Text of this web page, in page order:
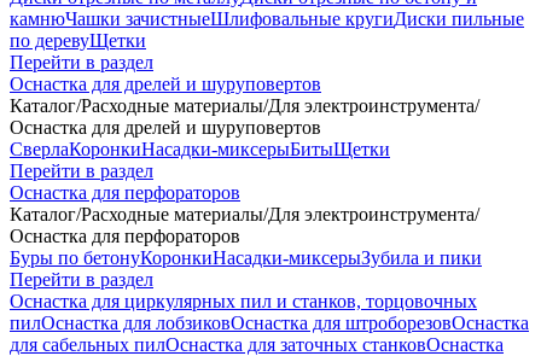
камнюЧашки зачистныеШлифовальные кругиДиски пильные
по деревуЩетки
Перейти в раздел
Оснастка для дрелей и шуруповертов
Каталог/Расходные материалы/Для электроинструмента/
Оснастка для дрелей и шуруповертов
СверлаКоронкиНасадки-миксерыБитыЩетки
Перейти в раздел
Оснастка для перфораторов
Каталог/Расходные материалы/Для электроинструмента/
Оснастка для перфораторов
Буры по бетонуКоронкиНасадки-миксерыЗубила и пики
Перейти в раздел
Оснастка для циркулярных пил и станков, торцовочных
пилОснастка для лобзиковОснастка для штроборезовОснастка
для сабельных пилОснастка для заточных станковОснастка